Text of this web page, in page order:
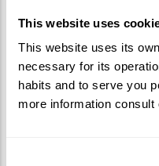
This website uses
This website uses its
necessary for its
habits and to serve you
more information consult
Ruta a caballo a las 19
Bike pass + e-bike +
Observación de
Actividades: Entrada